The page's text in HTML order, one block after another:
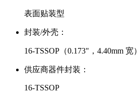
表面贴装型
封装/外壳：
16-TSSOP（0.173"，4.40mm 宽）
供应商器件封装：
16-TSSOP